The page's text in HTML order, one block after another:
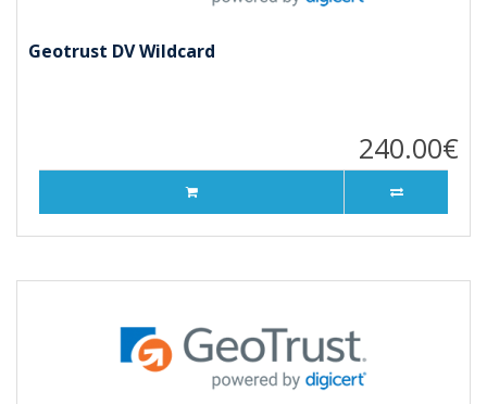
Geotrust DV Wildcard
240.00€